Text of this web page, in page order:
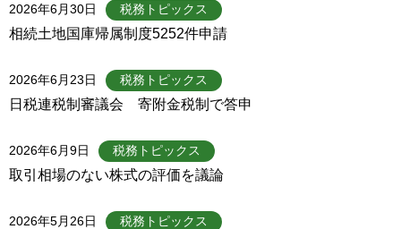
2026年6月30日 税務トピックス
相続土地国庫帰属制度5252件申請
2026年6月23日 税務トピックス
日税連税制審議会 寄附金税制で答申
2026年6月9日 税務トピックス
取引相場のない株式の評価を議論
2026年5月26日 税務トピックス